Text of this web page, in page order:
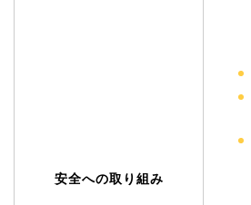
安全への取り組み